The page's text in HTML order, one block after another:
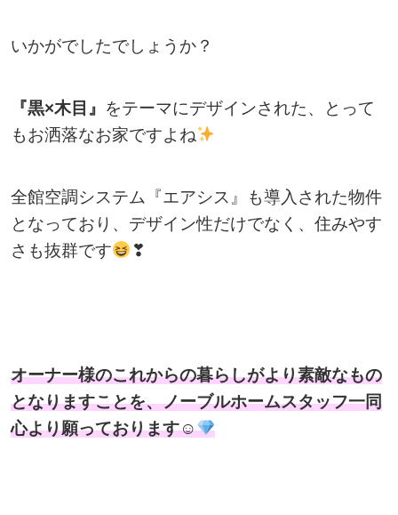
いかがでしたでしょうか？
『黒×木目』 をテーマにデザインされた、とって
もお洒落なお家ですよね
全館空調システム『エアシス』も導入された物件
となっており、デザイン性だけでなく、住みやす
さも抜群です
❣
オーナー様のこれからの暮らしがより素敵なもの
となりますことを、ノーブルホームスタッフ一同
心より願っております☺